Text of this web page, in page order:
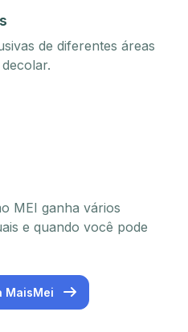
de diferentes áreas
MEI ganha vários
e quando você pode
MaisMei